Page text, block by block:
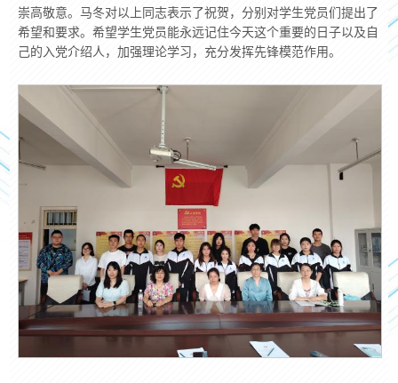
崇高敬意。马冬对以上同志表示了祝贺，分别对学生党员们提出了
希望和要求。希望学生党员能永远记住今天这个重要的日子以及自
己的入党介绍人，加强理论学习，充分发挥先锋模范作用。